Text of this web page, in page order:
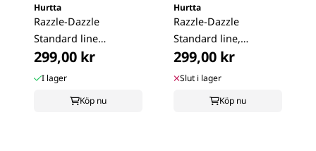
Hurtta
Razzle-Dazzle
Standard line
180cm/25mm, ...
299,00 kr
I lager
Köp nu
Hurtta
Razzle-Dazzle
Standard line,
Beetroot
299,00 kr
Slut i lager
Köp nu